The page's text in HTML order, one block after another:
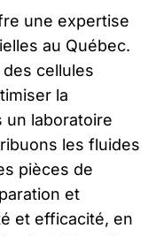
une expertise
au Québec.
cellules
la
un laboratoire
les fluides
pièces de
et
et efficacité, en